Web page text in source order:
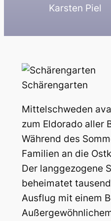
Karsten Piel
Schärengarten
Mittelschweden
zum Eldorado aller
Während des
Familien an die
Der langgezogene
beheimatet
Ausflug mit einem